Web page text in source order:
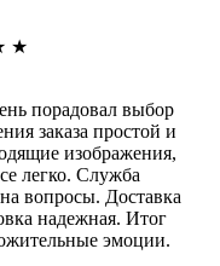
★
порадовал выбор
заказа простой и
изображения,
легко. Служба
вопросы. Доставка
надежная. Итог
эмоции.